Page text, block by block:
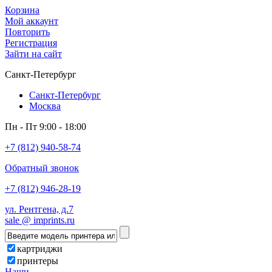
Корзина
Мой аккаунт
Повторить
Регистрация
Зайти на сайт
Санкт-Петербург
Санкт-Петербург
Москва
Пн - Пт 9:00 - 18:00
+7 (812) 940-58-74
Обратный звонок
+7 (812) 946-28-19
ул. Рентгена, д.7
sale @ imprints.ru
картриджи
принтеры